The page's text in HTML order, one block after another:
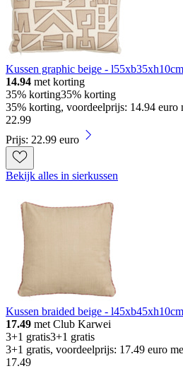
Kussen graphic beige - l55xb35xh10cm
14.94 met korting
35% korting35% korting
35% korting, voordeelprijs: 14.94 euro
22.99
Prijs: 22.99 euro
Bekijk alles in sierkussen
Kussen braided beige - l45xb45xh10cm
17.49 met Club Karwei
3+1 gratis3+1 gratis
3+1 gratis, voordeelprijs: 17.49 euro
17.49